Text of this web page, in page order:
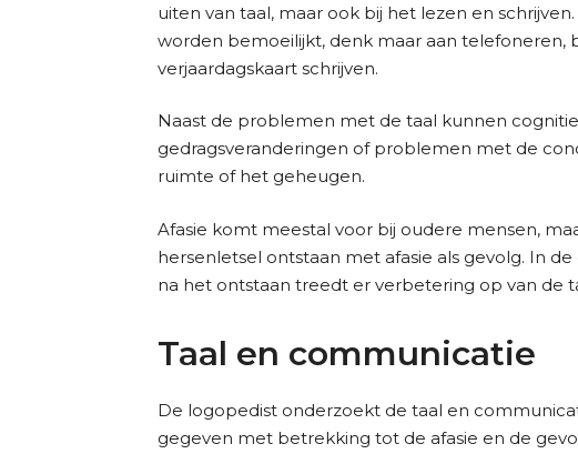
uiten van taal, maar ook bij het lezen en
worden bemoeilijkt, denk maar aan telefoneren,
verjaardagskaart schrijven.
Naast de problemen met de taal kunnen
gedragsveranderingen of problemen met de
ruimte of het geheugen.
Afasie komt meestal voor bij oudere mensen,
hersenletsel ontstaan met afasie als gevolg. In
na het ontstaan treedt er verbetering op van de
Taal en communicatie
De logopedist onderzoekt de taal en
gegeven met betrekking tot de afasie en de